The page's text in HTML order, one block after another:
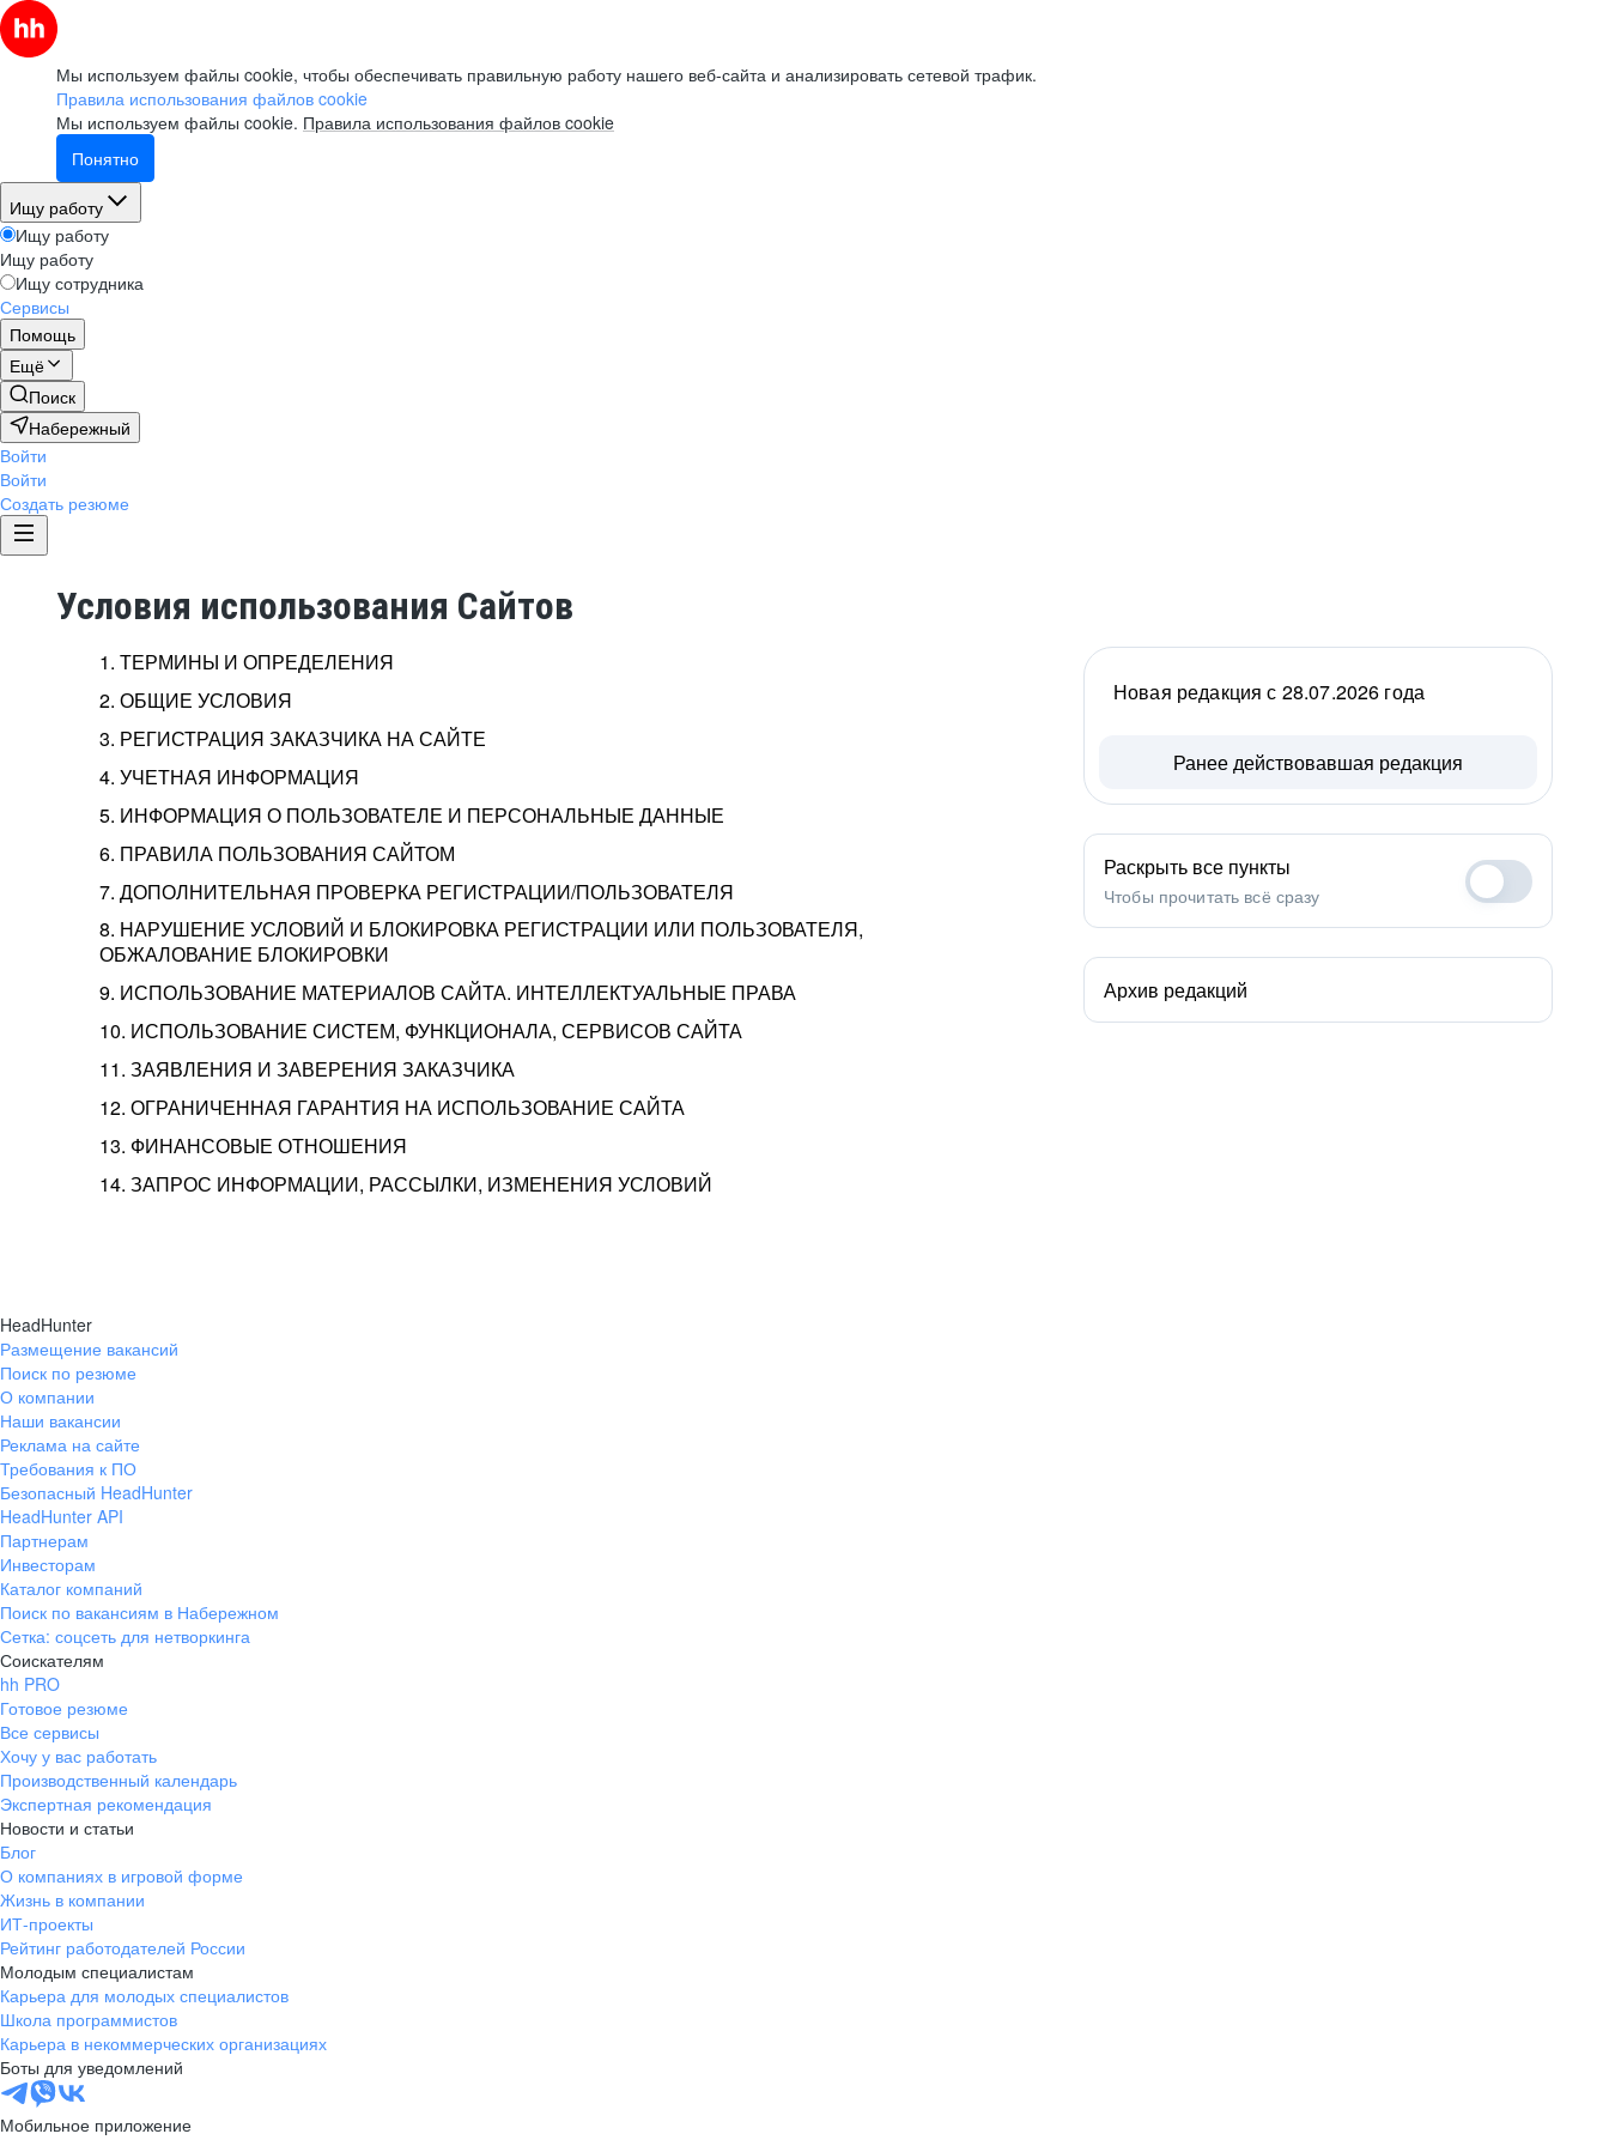
Мы используем файлы cookie, чтобы обеспечивать правильную работу нашего веб-сайта и анализировать сетевой трафик.
Правила использования файлов cookie
Мы используем файлы cookie. Правила использования файлов cookie
Понятно
Ищу работу
Ищу работу
Ищу работу
Ищу сотрудника
Сервисы
Помощь
Ещё
Поиск
Набережный
Войти
Войти
Создать резюме
Условия использования Сайтов
1. ТЕРМИНЫ И ОПРЕДЕЛЕНИЯ
2. ОБЩИЕ УСЛОВИЯ
3. РЕГИСТРАЦИЯ ЗАКАЗЧИКА НА САЙТЕ
4. УЧЕТНАЯ ИНФОРМАЦИЯ
5. ИНФОРМАЦИЯ О ПОЛЬЗОВАТЕЛЕ И ПЕРСОНАЛЬНЫЕ ДАННЫЕ
6. ПРАВИЛА ПОЛЬЗОВАНИЯ САЙТОМ
7. ДОПОЛНИТЕЛЬНАЯ ПРОВЕРКА РЕГИСТРАЦИИ/ПОЛЬЗОВАТЕЛЯ
8. НАРУШЕНИЕ УСЛОВИЙ И БЛОКИРОВКА РЕГИСТРАЦИИ ИЛИ ПОЛЬЗОВАТЕЛЯ,
ОБЖАЛОВАНИЕ БЛОКИРОВКИ
9. ИСПОЛЬЗОВАНИЕ МАТЕРИАЛОВ САЙТА. ИНТЕЛЛЕКТУАЛЬНЫЕ ПРАВА
10. ИСПОЛЬЗОВАНИЕ СИСТЕМ, ФУНКЦИОНАЛА, СЕРВИСОВ САЙТА
11. ЗАЯВЛЕНИЯ И ЗАВЕРЕНИЯ ЗАКАЗЧИКА
12. ОГРАНИЧЕННАЯ ГАРАНТИЯ НА ИСПОЛЬЗОВАНИЕ САЙТА
13. ФИНАНСОВЫЕ ОТНОШЕНИЯ
14. ЗАПРОС ИНФОРМАЦИИ, РАССЫЛКИ, ИЗМЕНЕНИЯ УСЛОВИЙ
Новая редакция с 28.07.2026 года
Ранее действовавшая редакция
Раскрыть все пункты
Чтобы прочитать всё сразу
Архив редакций
HeadHunter
Размещение вакансий
Поиск по резюме
О компании
Наши вакансии
Реклама на сайте
Требования к ПО
Безопасный HeadHunter
HeadHunter API
Партнерам
Инвесторам
Каталог компаний
Поиск по вакансиям в Набережном
Сетка: соцсеть для нетворкинга
Соискателям
hh PRO
Готовое резюме
Все сервисы
Хочу у вас работать
Производственный календарь
Экспертная рекомендация
Новости и статьи
Блог
О компаниях в игровой форме
Жизнь в компании
ИТ-проекты
Рейтинг работодателей России
Молодым специалистам
Карьера для молодых специалистов
Школа программистов
Карьера в некоммерческих организациях
Боты для уведомлений
Мобильное приложение